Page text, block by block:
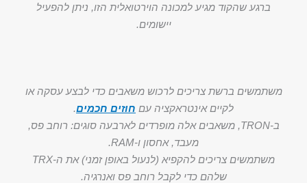
ברגע שהקוד מגיע למכונה הוירטואלית הזו, ניתן להפעיל
יישומים.
משתמשים ברשת צריכים לרכוש משאבים כדי לבצע עסקה או
לקיים אינטראקציה עם חוזים חכמים.
ב-TRON, משאבים אלה מופרדים לארבעה סוגים: רוחב פס,
מעבד, אחסון ו-RAM.
משתמשים צריכים להקפיא (לנעול באופן זמני) את ה-TRX
שלהם כדי לקבל רוחב פס ואנרגיה.